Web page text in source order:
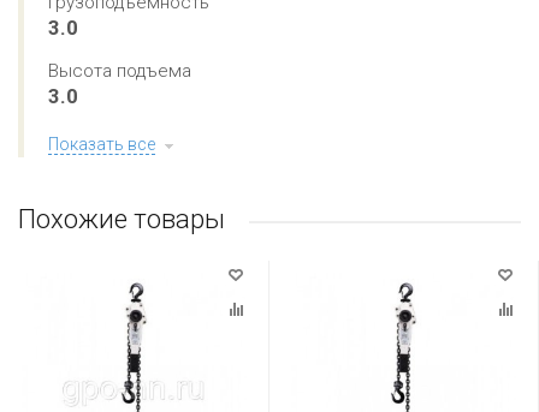
3.0
Высота подъема
3.0
Показать все
Похожие товары